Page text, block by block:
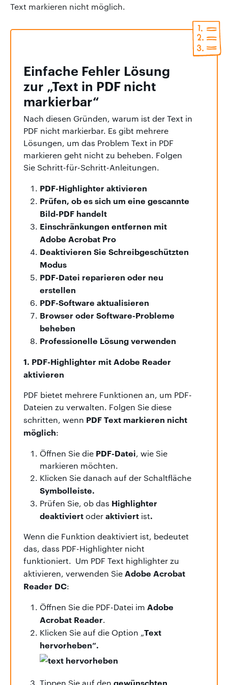
Text markieren nicht möglich.
Einfache Fehler Lösung
zur „Text in PDF nicht
markierbar“
Nach diesen Gründen, warum ist der Text in
PDF nicht markierbar. Es gibt mehrere
Lösungen, um das Problem Text in PDF
markieren geht nicht zu beheben. Folgen
Sie Schritt-für-Schritt-Anleitungen.
PDF-Highlighter aktivieren
Prüfen, ob es sich um eine gescannte
Bild-PDF handelt
Einschränkungen entfernen mit
Adobe Acrobat Pro
Deaktivieren Sie Schreibgeschützten
Modus
PDF-Datei reparieren oder neu
erstellen
PDF-Software aktualisieren
Browser oder Software-Probleme
beheben
Professionelle Lösung verwenden
1. PDF-Highlighter mit Adobe Reader
aktivieren
PDF bietet mehrere Funktionen an, um PDF-
Dateien zu verwalten. Folgen Sie diese
schritten, wenn PDF Text markieren nicht
möglich:
Öffnen Sie die PDF-Datei, wie Sie
markieren möchten.
Klicken Sie danach auf der Schaltfläche
Symbolleiste.
Prüfen Sie, ob das Highlighter
deaktiviertoderaktiviert ist.
Wenn die Funktion deaktiviert ist, bedeutet
das, dass PDF-Highlighter nicht
funktioniert. Um PDF Text highlighter zu
aktivieren, verwenden Sie Adobe Acrobat
Reader DC:
Öffnen Sie die PDF-Datei im Adobe
Acrobat Reader.
Klicken Sie auf die Option „Text
hervorheben“.
Tippen Sie auf den gewünschten